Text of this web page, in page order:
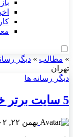
» مطالب » دیگر
تهران
دیگر رسانه ها
5 سایت برتر خرید آنلاین گل و گیاه در تهران
بهمن ۲۲, ۱۴۰۲